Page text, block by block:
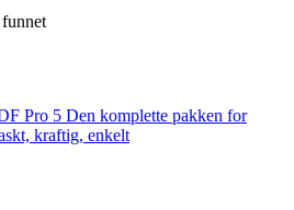
Pro 5 Den komplette pakken for
kraftig, enkelt